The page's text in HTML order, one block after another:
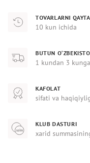
TOVARLARNI
10 kun ichida
BUTUN
1 kundan 3
KAFOLAT
sifati va
KLUB DASTURI
xarid